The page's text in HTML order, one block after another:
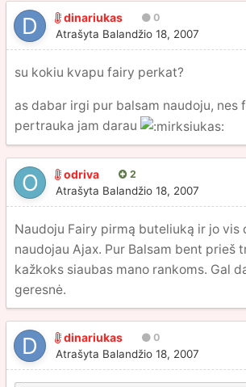
dinariukas 0
Atrašyta Balandžio 18, 2007
su kokiu kvapu fairy perkat?
as dabar irgi pur balsam naudoju, nes
pertrauka jam darau
odriva 2
Atrašyta Balandžio 18, 2007
Naudoju Fairy pirmą buteliuką ir jo vis
naudojau Ajax. Pur Balsam bent prieš
kažkoks siaubas mano rankoms. Gal
geresnė.
dinariukas 0
Atrašyta Balandžio 18, 2007